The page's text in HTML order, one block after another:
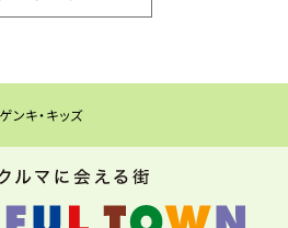
ゲンキ・キッズ